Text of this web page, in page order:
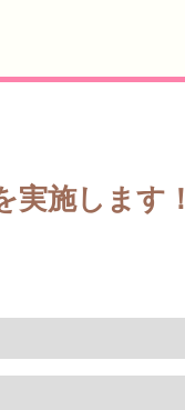
施します！